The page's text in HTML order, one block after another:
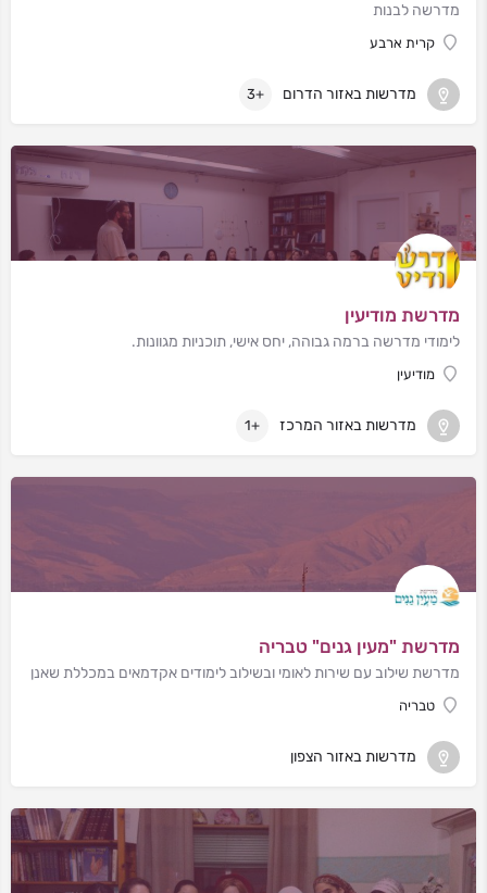
מדרשה לבנות
קרית ארבע
מדרשות באזור הדרום +3
מדרשת מודיעין
לימודי מדרשה ברמה גבוהה, יחס אישי, תוכניות מגוונות.
מודיעין
מדרשות באזור המרכז +1
מדרשת "מעין גנים" טבריה
מדרשת שילוב עם שירות לאומי ובשילוב לימודים אקדמאים במכללת שאנן
טבריה
מדרשות באזור הצפון